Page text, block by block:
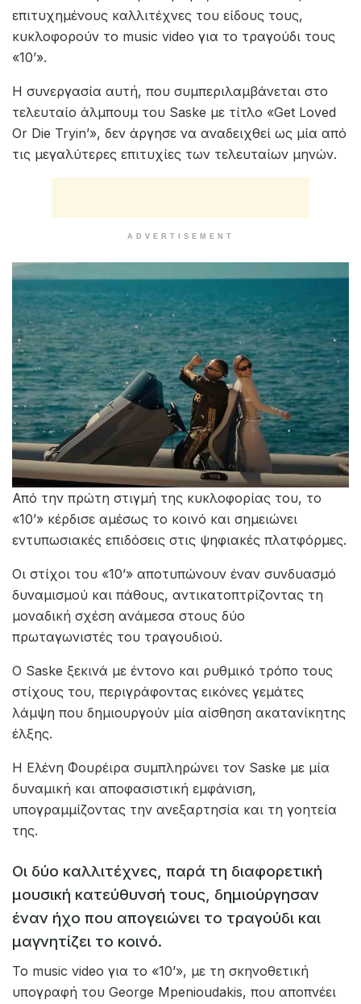
επιτυχημένους καλλιτέχνες του είδους τους,
κυκλοφορούν το music video για το τραγούδι τους
«10’».
Η συνεργασία αυτή, που συμπεριλαμβάνεται στο
τελευταίο άλμπουμ του Saske με τίτλο «Get Loved
Or Die Tryin’», δεν άργησε να αναδειχθεί ως μία από
τις μεγαλύτερες επιτυχίες των τελευταίων μηνών.
ADVERTISEMENT
Από την πρώτη στιγμή της κυκλοφορίας του, το
«10’» κέρδισε αμέσως το κοινό και σημειώνει
εντυπωσιακές επιδόσεις στις ψηφιακές πλατφόρμες.
Οι στίχοι του «10’» αποτυπώνουν έναν συνδυασμό
δυναμισμού και πάθους, αντικατοπτρίζοντας τη
μοναδική σχέση ανάμεσα στους δύο
πρωταγωνιστές του τραγουδιού.
Ο Saske ξεκινά με έντονο και ρυθμικό τρόπο τους
στίχους του, περιγράφοντας εικόνες γεμάτες
λάμψη που δημιουργούν μία αίσθηση ακατανίκητης
έλξης.
Η Ελένη Φουρέιρα συμπληρώνει τον Saske με μία
δυναμική και αποφασιστική εμφάνιση,
υπογραμμίζοντας την ανεξαρτησία και τη γοητεία
της.
Οι δύο καλλιτέχνες, παρά τη διαφορετική
μουσική κατεύθυνσή τους, δημιούργησαν
έναν ήχο που απογειώνει το τραγούδι και
μαγνητίζει το κοινό.
Το music video για το «10’», με τη σκηνοθετική
υπογραφή του George Mpenioudakis, που αποπνέει